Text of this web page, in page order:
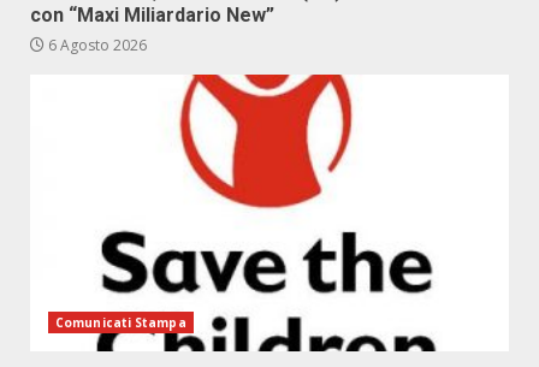
con “Maxi Miliardario New”
6 Agosto 2026
Comunicati Stampa